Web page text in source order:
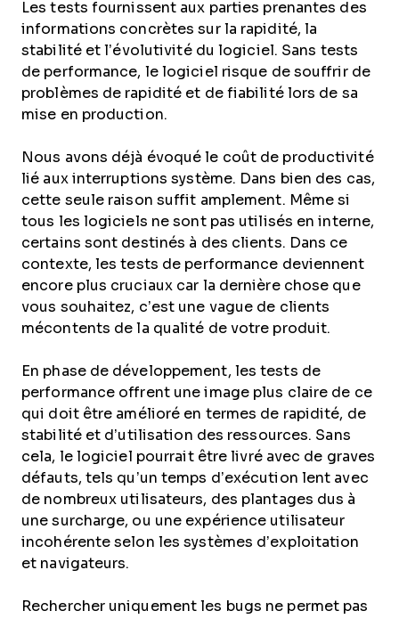
Les tests fournissent aux parties prenantes des
informations concrètes sur la rapidité, la
stabilité et l’évolutivité du logiciel. Sans tests
de performance, le logiciel risque de souffrir de
problèmes de rapidité et de fiabilité lors de sa
mise en production.
Nous avons déjà évoqué le coût de productivité
lié aux interruptions système. Dans bien des cas,
cette seule raison suffit amplement. Même si
tous les logiciels ne sont pas utilisés en interne,
certains sont destinés à des clients. Dans ce
contexte, les tests de performance deviennent
encore plus cruciaux car la dernière chose que
vous souhaitez, c’est une vague de clients
mécontents de la qualité de votre produit.
En phase de développement, les tests de
performance offrent une image plus claire de ce
qui doit être amélioré en termes de rapidité, de
stabilité et d’utilisation des ressources. Sans
cela, le logiciel pourrait être livré avec de graves
défauts, tels qu’un temps d’exécution lent avec
de nombreux utilisateurs, des plantages dus à
une surcharge, ou une expérience utilisateur
incohérente selon les systèmes d’exploitation
et navigateurs.
Rechercher uniquement les bugs ne permet pas